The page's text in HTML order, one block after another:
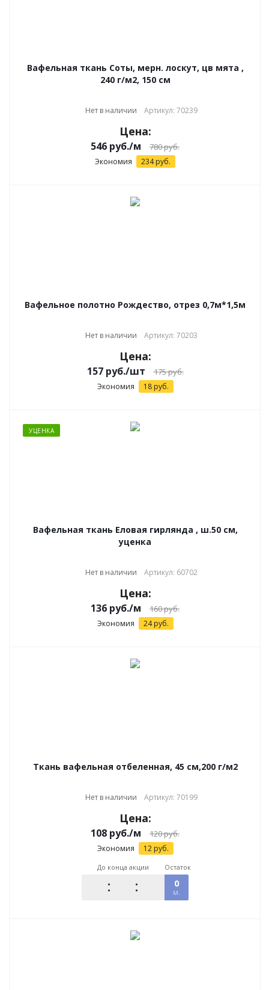
Вафельная ткань Соты, мерн. лоскут, цв мята ,
240 г/м2, 150 см
Нет в наличии Артикул: 70239
Цена:
546 руб./м 780руб.
Экономия 234руб.
Вафельное полотно Рождество, отрез 0,7м*1,5м
Нет в наличии Артикул: 70203
Цена:
157руб./шт 175руб.
Экономия 18руб.
УЦЕНКА
Вафельная ткань Еловая гирлянда , ш.50 см,
уценка
Нет в наличии Артикул: 60702
Цена:
136 руб./м 160руб.
Экономия 24руб.
Ткань вафельная отбеленная, 45 см,200 г/м2
Нет в наличии Артикул: 70199
Цена:
108 руб./м 120руб.
Экономия 12руб.
До конца акции Остаток
0
м.